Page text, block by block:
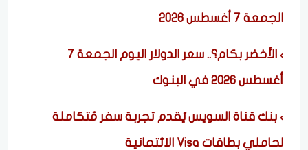
الجمعة 7 أغسطس 2026
الأخضر بكام؟.. سعر الدولار اليوم الجمعة 7
أغسطس 2026 في البنوك
بنك قناة السويس يُقدم تجربة سفر مُتكاملة
لحاملي بطاقات Visa الائتمانية